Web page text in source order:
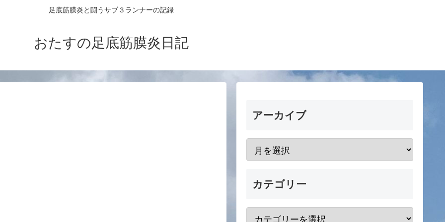
足底筋膜炎と闘うサブ３ランナーの記録
おたすの足底筋膜炎日記
アーカイブ
カテゴリー